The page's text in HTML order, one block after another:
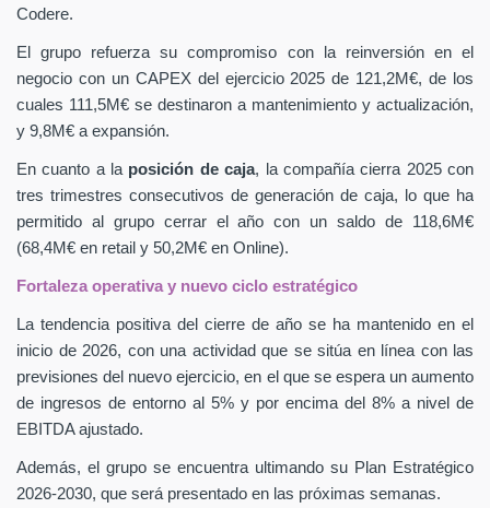
Codere.
El grupo refuerza su compromiso con la reinversión en el
negocio con un CAPEX del ejercicio 2025 de 121,2M€, de los
cuales 111,5M€ se destinaron a mantenimiento y actualización,
y 9,8M€ a expansión.
En cuanto a la posición de caja, la compañía cierra 2025 con
tres trimestres consecutivos de generación de caja, lo que ha
permitido al grupo cerrar el año con un saldo de 118,6M€
(68,4M€ en retail y 50,2M€ en Online).
Fortaleza operativa y nuevo ciclo estratégico
La tendencia positiva del cierre de año se ha mantenido en el
inicio de 2026, con una actividad que se sitúa en línea con las
previsiones del nuevo ejercicio, en el que se espera un aumento
de ingresos de entorno al 5% y por encima del 8% a nivel de
EBITDA ajustado.
Además, el grupo se encuentra ultimando su Plan Estratégico
2026-2030, que será presentado en las próximas semanas.